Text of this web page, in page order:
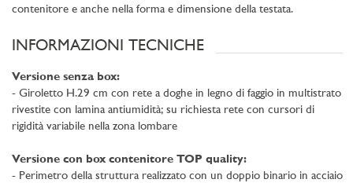
contenitore e anche nella forma e dimensione della testata.
INFORMAZIONI TECNICHE
Versione senza box:
- Giroletto H.29 cm con rete a doghe in legno di faggio in multistrato
rivestite con lamina antiumidità; su richiesta rete con cursori di
rigidità variabile nella zona lombare
Versione con box contenitore TOP quality:
- Perimetro della struttura realizzato con un doppio binario in acciaio